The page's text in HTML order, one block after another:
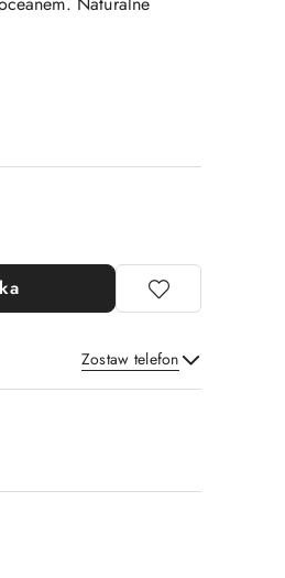
Zostaw telefon
Wyślij